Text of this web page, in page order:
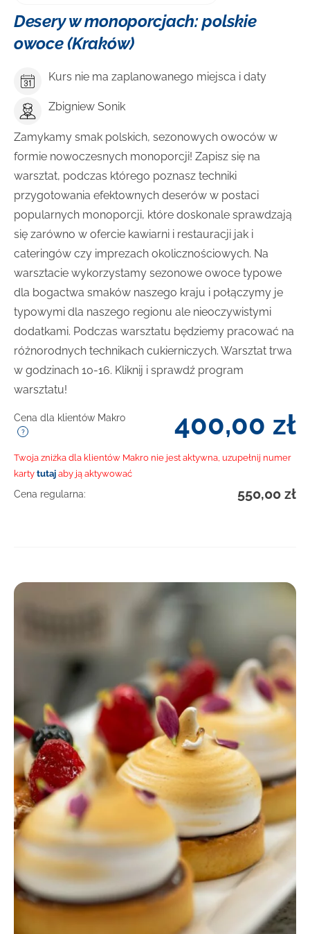
Desery w monoporcjach: polskie
owoce (Kraków)
Kurs nie ma zaplanowanego miejsca i daty
Zbigniew Sonik
Zamykamy smak polskich, sezonowych owoców w
formie nowoczesnych monoporcji! Zapisz się na
warsztat, podczas którego poznasz techniki
przygotowania efektownych deserów w postaci
popularnych monoporcji, które doskonale sprawdzają
się zarówno w ofercie kawiarni i restauracji jak i
cateringów czy imprezach okolicznościowych. Na
warsztacie wykorzystamy sezonowe owoce typowe
dla bogactwa smaków naszego kraju i połączymy je
typowymi dla naszego regionu ale nieoczywistymi
dodatkami. Podczas warsztatu będziemy pracować na
różnorodnych technikach cukierniczych. Warsztat trwa
w godzinach 10-16. Kliknij i sprawdź program
warsztatu!
Cena dla klientów Makro 400,00 zł
Twoja zniżka dla klientów Makro nie jest aktywna, uzupełnij numer
karty tutaj aby ją aktywować
Cena regularna: 550,00 zł
DOWIEDZ SIĘ WIĘCEJ